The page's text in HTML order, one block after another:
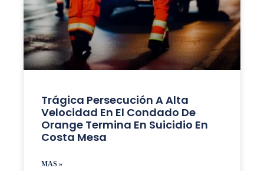
Trágica Persecución A Alta
Velocidad En El Condado De
Orange Termina En Suicidio En
Costa Mesa
MAS »